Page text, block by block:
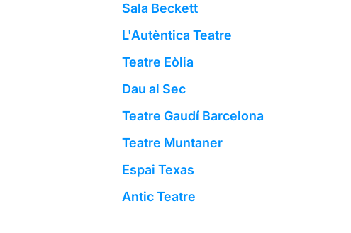
Sala Beckett
L'Autèntica Teatre
Teatre Eòlia
Dau al Sec
Teatre Gaudí Barcelona
Teatre Muntaner
Espai Texas
Antic Teatre